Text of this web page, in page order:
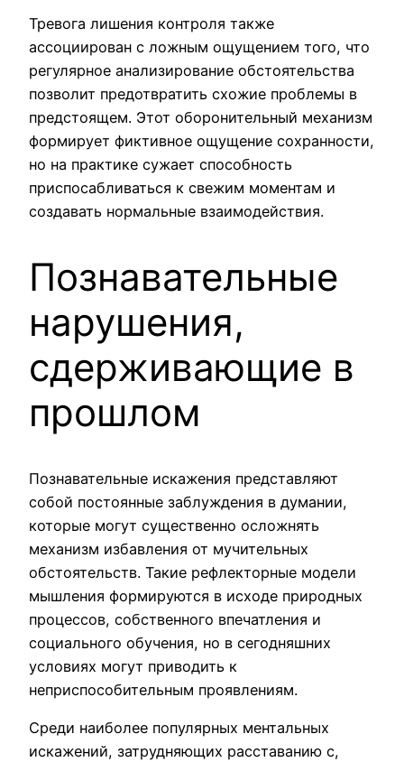
Тревога лишения контроля также
ассоциирован с ложным ощущением того, что
регулярное анализирование обстоятельства
позволит предотвратить схожие проблемы в
предстоящем. Этот оборонительный механизм
формирует фиктивное ощущение сохранности,
но на практике сужает способность
приспосабливаться к свежим моментам и
создавать нормальные взаимодействия.
Познавательные
нарушения,
сдерживающие в
прошлом
Познавательные искажения представляют
собой постоянные заблуждения в думании,
которые могут существенно осложнять
механизм избавления от мучительных
обстоятельств. Такие рефлекторные модели
мышления формируются в исходе природных
процессов, собственного впечатления и
социального обучения, но в сегодняшних
условиях могут приводить к
неприспособительным проявлениям.
Среди наиболее популярных ментальных
искажений, затрудняющих расставанию с,